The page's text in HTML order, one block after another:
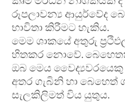
රූපලාවන්‍ය ආයුර්වේද
භාවිතා කිරීමට හැකිය.
මෙම ශාකයේ අතුරු
හිතකර නොවේ.
ඔබ මෙය
අතර ගැබිනි හා බෙහෙත්
සැලකිලිමත් විය යුතුය.